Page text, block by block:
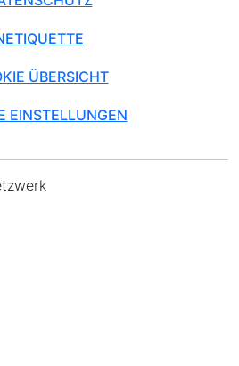
ÜBERSICHT
EINSTELLUNGEN